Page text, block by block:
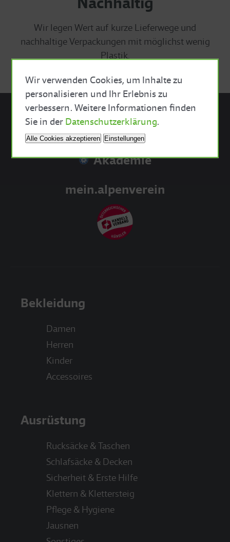
Wir legen Wert auf kurze Lieferwege und
nachhaltige Verpackungen mit möglichst wenig
Plastik.
Sektionsshop
Akademie
mein.alpenverein
Bekleidung
Damen
Herren
Kinder
Accessoires
Ausrüstung
Rucksäcke & Taschen
Schlafsäcke & Decken
Sicherheit & Erste Hilfe
Klettern & Klettersteig
Pflege & Hygiene
Jausnen
Close Cookie Bar
Wir verwenden Cookies, um Inhalte zu
personalisieren und Ihr Erlebnis zu
verbessern. Weitere Informationen finden
Sie in der Datenschutzerklärung.
Alle Cookies akzeptieren Einstellungen